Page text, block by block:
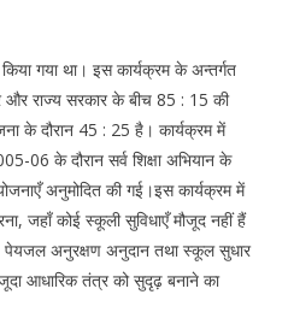
गया था। इस कार्यक्रम के अन्तर्गत
और राज्य सरकार के बीच 85 : 15 की
के दौरान 45 : 25 है। कार्यक्रम में
06 के दौरान सर्व शिक्षा अभियान के
अनुमोदित की गई।इस कार्यक्रम में
जहाँ कोई स्कूली सुविधाएँ मौजूद नहीं हैं
पेयजल अनुरक्षण अनुदान तथा स्कूल सुधार
आधारिक तंत्र को सुदृढ़ बनाने का